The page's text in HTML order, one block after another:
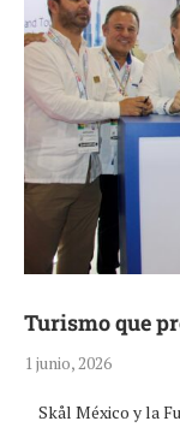
Turismo que
1 junio, 2026
Skål México y la